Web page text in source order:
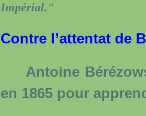
Impérial."
Contre l’attentat de
Antoine
en 1865 pour